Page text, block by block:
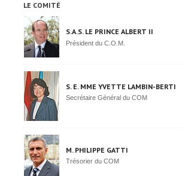
LE COMITÉ
S.A.S. LE PRINCE ALBERT II
Président du C.O.M.
S. E. MME YVETTE LAMBIN-BERTI
Secrétaire Général du COM
M. PHILIPPE GATTI
Trésorier du COM